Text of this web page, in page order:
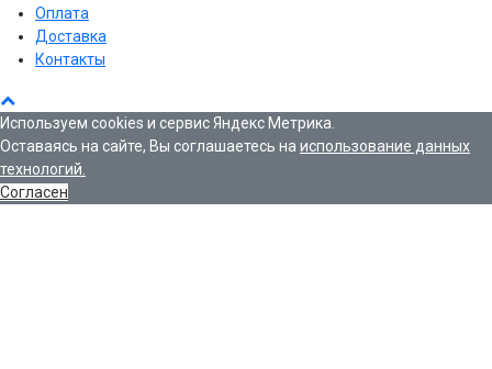
Оплата
Доставка
Контакты
Используем cookies и сервис Яндекс Метрика.
Оставаясь на сайте, Вы соглашаетесь на использование данных
технологий.
Согласен